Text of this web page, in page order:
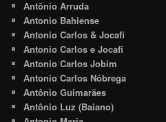
Antônio Arruda
Antonio Bahiense
Antonio Carlos & Jocafi
Antonio Carlos e Jocafi
Antonio Carlos Jobim
Antonio Carlos Nóbrega
Antônio Guimarães
Antônio Luz (Baiano)